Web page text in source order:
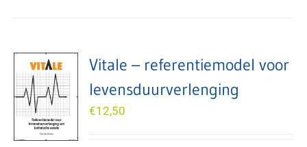
Vitale – referentiemodel voor
levensduurverlenging
€12,50